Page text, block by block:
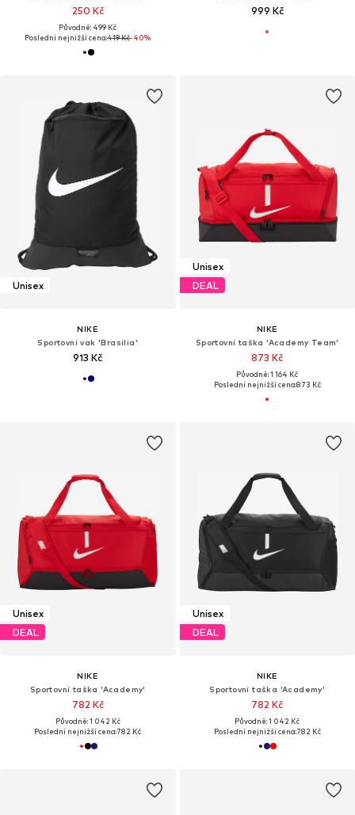
250 Kč
Původně: 499 Kč
Poslední nejnižší cena:419 Kč-40%
999 Kč
Unisex
NIKE
Sportovní vak 'Brasilia'
913 Kč
Unisex
DEAL
NIKE
Sportovní taška 'Academy Team'
873 Kč
Původně: 1 164 Kč
Poslední nejnižší cena:873 Kč
Unisex
DEAL
NIKE
Sportovní taška 'Academy'
782 Kč
Původně: 1 042 Kč
Poslední nejnižší cena:782 Kč
Unisex
DEAL
NIKE
Sportovní taška 'Academy'
782 Kč
Původně: 1 042 Kč
Poslední nejnižší cena:782 Kč